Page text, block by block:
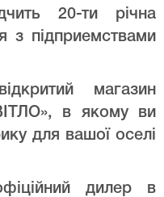
20-ти річна
з підприемствами
магазин
в якому ви
для вашої оселі
дилер в